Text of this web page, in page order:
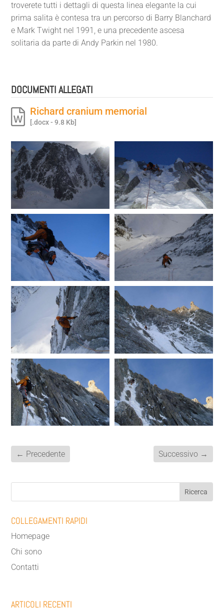
troverete tutti i dettagli di questa linea elegante la cui
prima salita è contesa tra un percorso di Barry Blanchard
e Mark Twight nel 1991, e una precedente ascesa
solitaria da parte di Andy Parkin nel 1980.
DOCUMENTI ALLEGATI
Richard cranium memorial
[.docx - 9.8 Kb]
← Precedente Successivo→
COLLEGAMENTI RAPIDI
Homepage
Chi sono
Contatti
ARTICOLI RECENTI